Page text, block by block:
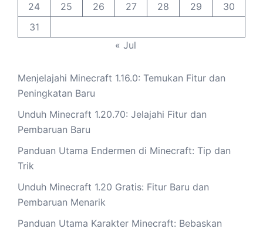
24
25 26 27 28 29
30
31
« Jul
Menjelajahi Minecraft 1.16.0: Temukan Fitur dan
Peningkatan Baru
Unduh Minecraft 1.20.70: Jelajahi Fitur dan
Pembaruan Baru
Panduan Utama Endermen di Minecraft: Tip dan
Trik
Unduh Minecraft 1.20 Gratis: Fitur Baru dan
Pembaruan Menarik
Panduan Utama Karakter Minecraft: Bebaskan